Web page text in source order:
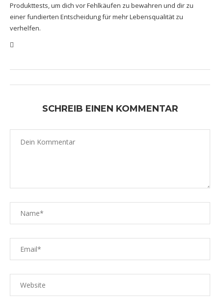
Produkttests, um dich vor Fehlkäufen zu bewahren und dir zu
einer fundierten Entscheidung für mehr Lebensqualität zu
verhelfen.
SCHREIB EINEN KOMMENTAR